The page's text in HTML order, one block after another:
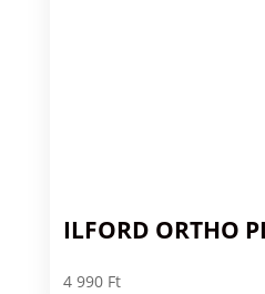
ILFORD ORTHO
4 990 Ft